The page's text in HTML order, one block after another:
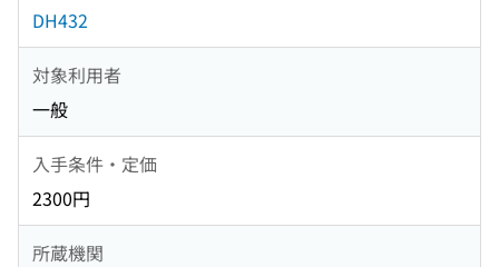
DH432
対象利用者
一般
入手条件・定価
2300円
所蔵機関